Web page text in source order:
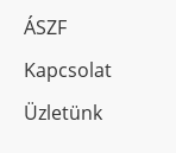
ÁSZF
Kapcsolat
Üzletünk